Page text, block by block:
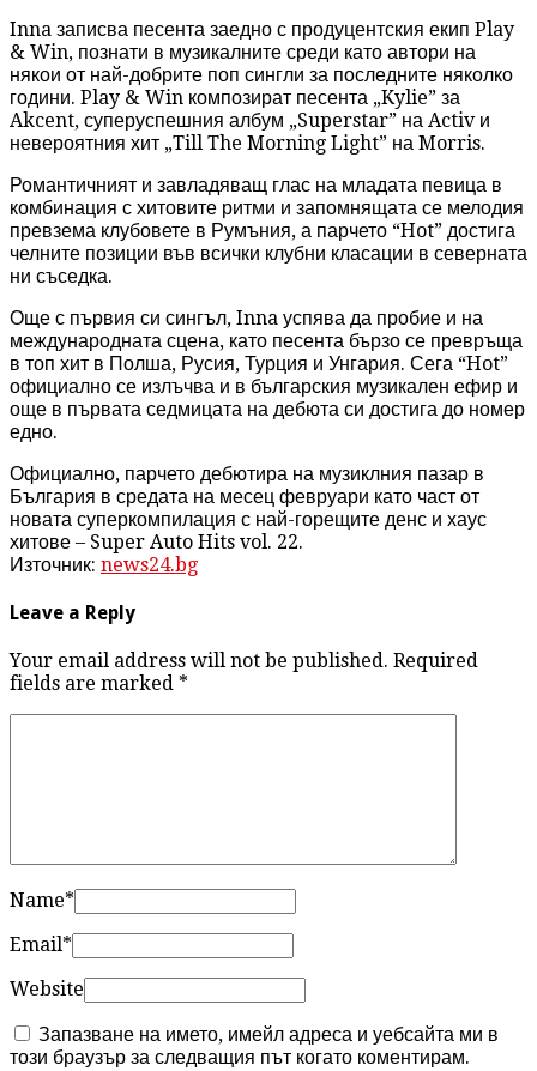
Inna записва песента заедно с продуцентския екип Play
& Win, познати в музикалните среди като автори на
някои от най-добрите поп сингли за последните няколко
години. Play & Win композират песента „Kylie” за
Akcent, суперуспешния албум „Superstar” на Activ и
невероятния хит „Till The Morning Light” на Morris.
Романтичният и завладяващ глас на младата певица в
комбинация с хитовите ритми и запомнящата се мелодия
превзема клубовете в Румъния, а парчето “Hot” достига
челните позиции във всички клубни класации в северната
ни съседка.
Още с първия си сингъл, Inna успява да пробие и на
международната сцена, като песента бързо се превръща
в топ хит в Полша, Русия, Турция и Унгария. Сега “Hot”
официално се излъчва и в българския музикален ефир и
още в първата седмицата на дебюта си достига до номер
едно.
Официално, парчето дебютира на музиклния пазар в
България в средата на месец февруари като част от
новата суперкомпилация с най-горещите денс и хаус
хитове – Super Auto Hits vol. 22.
Източник: news24.bg
Leave a Reply
Your email address will not be published. Required
fields are marked *
Name*
Email*
Website
Запазване на името, имейл адреса и уебсайта ми в
този браузър за следващия път когато коментирам.